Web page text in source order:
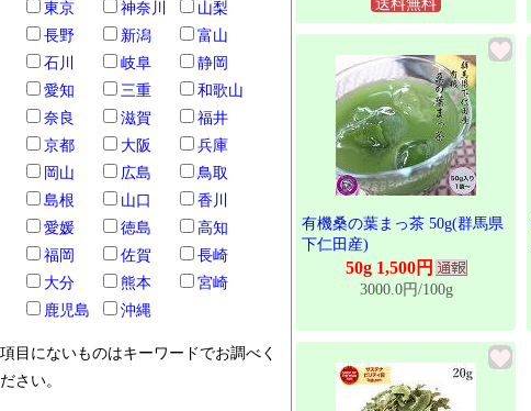
東京
神奈川
山梨
長野
新潟
富山
石川
岐阜
静岡
愛知
三重
和歌山
奈良
滋賀
福井
京都
大阪
兵庫
岡山
広島
鳥取
島根
山口
香川
愛媛
徳島
高知
福岡
佐賀
長崎
大分
熊本
宮崎
鹿児島
沖縄
項目にないものはキーワードでお調べく
ださい。
リメント セット ギフト プレ
ゼント 母の日 父の日 2026 内
祝い お返し お祝い 通販
送料無料
有機桑の葉まっ茶 50g(群馬県
下仁田産)
50g 1,500円
3000.0円/100g